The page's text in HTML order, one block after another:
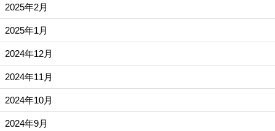
2025年2月
2025年1月
2024年12月
2024年11月
2024年10月
2024年9月